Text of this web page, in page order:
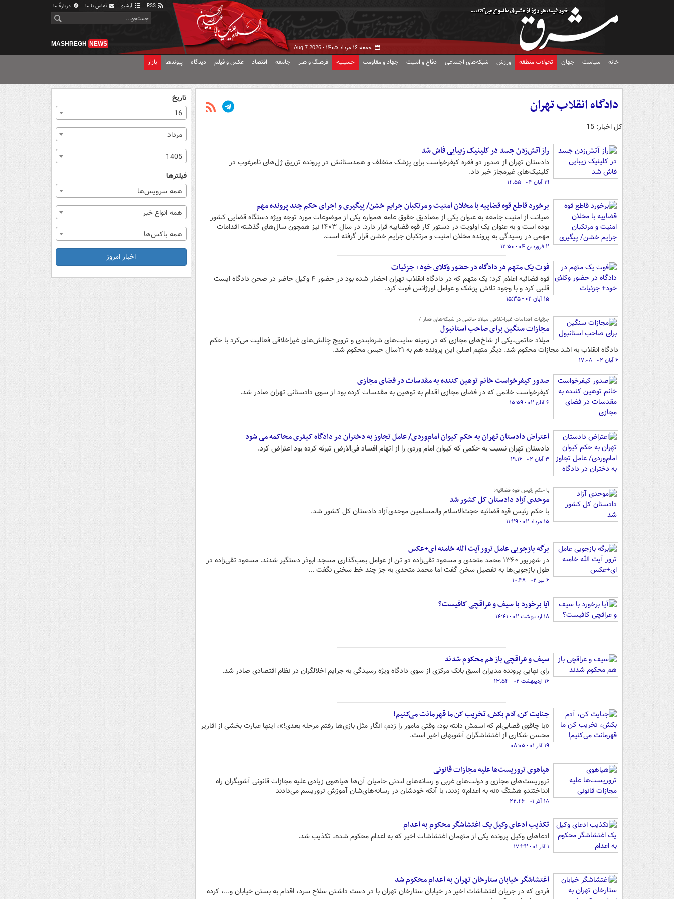
آرشیو تماس با ما دربارهٔ ما
جمعه ۱۶ مرداد ۱۴۰۵ - Aug 7 2026
MASHREGH NEWS
خانه سیاست جهان تحولات منطقه ورزش شبکه‌های اجتماعی دفاع و امنیت جهاد و مقاومت حسینیه فرهنگ و هنر جامعه اقتصاد عکس و فیلم دیدگاه پیوندها بازار
دادگاه انقلاب تهران
کل اخبار: 15
راز آتش‌زدن جسد در کلینیک زیبایی فاش شد
دادستان تهران از صدور دو فقره کیفرخواست برای پزشک متخلف و همدستانش در پرونده تزریق ژل‌های نامرغوب در
کلینیک‌های غیرمجاز خبر داد.
۱۹ آبان ۰۴ - ۱۴:۵۵
برخورد قاطع قوه قضاییه با مخلان امنیت و مرتکبان جرایم خشن/ پیگیری و اجرای حکم چند پرونده مهم
صیانت از امنیت جامعه به عنوان یکی از مصادیق حقوق عامه همواره یکی از موضوعات مورد توجه ویژه دستگاه قضایی کشور
بوده است و به عنوان یک اولویت در دستور کار قوه قضاییه قرار دارد. در سال ۱۴۰۳ نیز همچون سال‌های گذشته اقدامات
مهمی در رسیدگی به پرونده مخلان امنیت و مرتکبان جرایم خشن قرار گرفته است.
۲ فروردین ۰۴ - ۱۲:۵۰
فوت یک متهم در دادگاه در حضور وکلای خود+ جزئیات
قوه قضائیه اعلام کرد: یک متهم که در دادگاه انقلاب تهران احضار شده بود در حضور ۴ وکیل حاضر در صحن دادگاه ایست
قلبی کرد و با وجود تلاش پزشک و عوامل اورژانس فوت کرد.
۱۵ آبان ۰۲ - ۱۵:۳۵
جزئیات اقدامات غیراخلاقی میلاد حاتمی در شبکه‌های قمار /
مجازات سنگین برای صاحب استانبول
میلاد حاتمی،یکی از شاخ‌های مجازی که در زمینه سایت‌های شرط‌بندی و ترویج چالش‌های غیراخلاقی فعالیت می‌کرد با حکم
دادگاه انقلاب به اشد مجازات محکوم شد. دیگر متهم اصلی این پرونده هم به ۲۱سال حبس محکوم شد.
۶ آبان ۰۲ - ۱۷:۰۸
صدور کیفرخواست خانم توهین کننده به مقدسات در فضای مجازی
کیفرخواست خانمی که در فضای مجازی اقدام به توهین به مقدسات کرده بود از سوی دادستانی تهران صادر شد.
۶ آبان ۰۲ - ۱۵:۵۹
اعتراض دادستان تهران به حکم کیوان امام‌وردی/ عامل تجاوز به دختران در دادگاه کیفری محاکمه می شود
دادستان تهران نسبت به حکمی که کیوان امام وردی را از اتهام افساد فی‌الارض تبرئه کرده بود اعتراض کرد.
۳ آبان ۰۲ - ۱۹:۱۶
با حکم رئیس قوه قضائیه؛
موحدی آزاد دادستان کل کشور شد
با حکم رئیس قوه قضائیه حجت‌الاسلام والمسلمین موحدی‌آزاد دادستان کل کشور شد.
۱۵ مرداد ۰۲ - ۱۱:۲۹
برگه بازجویی عامل ترور آیت الله خامنه ای+عکس
در شهریور ۱۳۶۰ محمد متحدی و مسعود تقی‌زاده دو تن از عوامل بمب‌گذاری مسجد ابوذر دستگیر شدند. مسعود تقی‌زاده در
طول بازجویی‌ها به تفصیل سخن گفت اما محمد متحدی به جز چند خط سخنی نگفت ...
۶ تیر ۰۲ - ۱۰:۴۸
آیا برخورد با سیف و عراقچی کافیست؟
۱۸ اردیبهشت ۰۲ - ۱۴:۴۱
سیف و عراقچی باز هم محکوم شدند
رای نهایی پرونده مدیران اسبق بانک مرکزی از سوی دادگاه ویژه رسیدگی به جرایم اخلالگران در نظام اقتصادی صادر شد.
۱۶ اردیبهشت ۰۲ - ۱۳:۵۴
جنایت کن، آدم بکش‌، تخریب کن ما قهرمانت می‌کنیم!
«با چاقوی قصابی‌ام که اسمش دانته بود، وقتی مامور را زدم، انگار مثل بازی‌ها رفتم مرحله بعدی!»، اینها عبارت بخشی از اقاریر
محسن شکاری از اغتشاشگران آشوبهای اخیر است.
۱۹ آذر ۰۱ - ۰۸:۰۵
هیاهوی تروریست‌ها علیه مجازات قانونی
تروریست‌های مجازی و دولت‌های غربی و رسانه‌های لندنی حامیان آن‌ها هیاهوی زیادی علیه مجازات قانونی آشوبگران راه
انداختندو هشتگ «نه به اعدام» زدند، با آنکه خودشان در رسانه‌های‌شان آموزش تروریسم می‌دادند
۱۸ آذر ۰۱ - ۲۲:۴۶
تکذیب ادعای وکیل یک اغتشاشگر محکوم به اعدام
ادعاهای وکیل پرونده یکی از متهمان اغتشاشات اخیر که به اعدام محکوم شده، تکذیب شد.
۱ آذر ۰۱ - ۱۷:۳۲
اغتشاشگر خیابان ستارخان تهران به اعدام محکوم شد
فردی که در جریان اغتشاشات اخیر در خیابان ستارخان تهران با در دست داشتن سلاح سرد، اقدام به بستن خیابان و...، کرده
تاریخ
16
مرداد
1405
فیلترها
همه سرویس‌ها
همه انواع خبر
همه باکس‌ها
اخبار امروز